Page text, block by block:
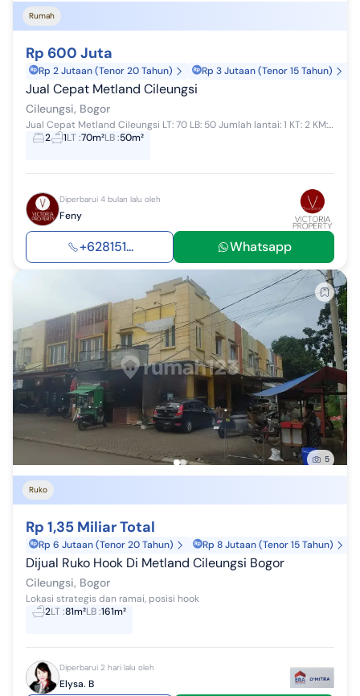
Rumah
Rp 600 Juta
Rp 2 Jutaan (Tenor 20 Tahun) Rp 3 Jutaan (Tenor 15 Tahun)
Jual Cepat Metland Cileungsi
Cileungsi, Bogor
Jual Cepat Metland Cileungsi LT: 70 LB: 50 Jumlah lantai: 1 KT: 2 KM: 1 Harga: 600jt NEGO Legalitas: SHM Listrik: 2200 watt Air: Jetpump Furniture...
2
1LT:70m²LB:50m²
Diperbarui 4 bulan lalu oleh
Feny
+628151... Whatsapp
5
Ruko
Rp 1,35 Miliar Total
Rp 6 Jutaan (Tenor 20 Tahun) Rp 8 Jutaan (Tenor 15 Tahun)
Dijual Ruko Hook Di Metland Cileungsi Bogor
Cileungsi, Bogor
Lokasi strategis dan ramai, posisi hook
2LT:81m²LB:161m²
Diperbarui 2 hari lalu oleh
Elysa. B